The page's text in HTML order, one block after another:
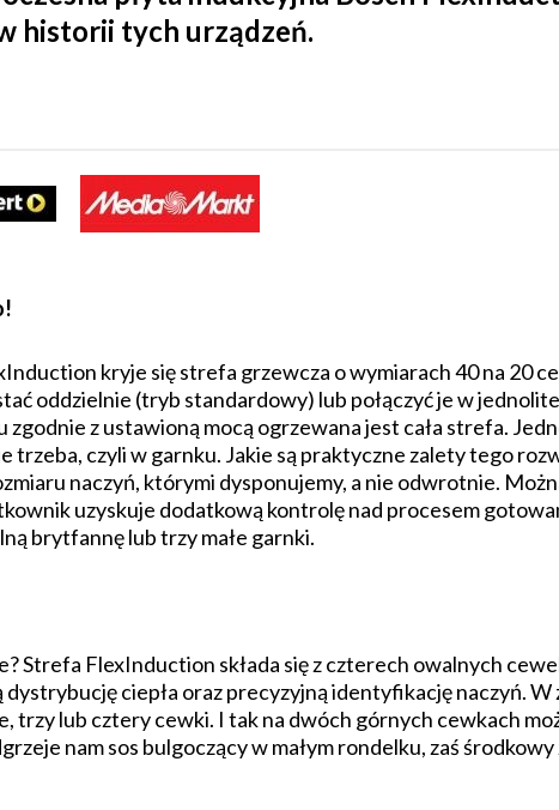
historii tych urządzeń.
kryje się strefa grzewcza o wymiarach 40 na 20
oddzielnie (tryb standardowy) lub połączyć je w
z ustawioną mocą ogrzewana jest cała strefa.
trzeba, czyli w garnku. Jakie są praktyczne zalety tego
naczyń, którymi dysponujemy, a nie odwrotnie.
uzyskuje dodatkową kontrolę nad procesem
brytfannę lub trzy małe garnki.
Strefa FlexInduction składa się z czterech owalnych
ciepła oraz precyzyjną identyfikację naczyń. W
trzy lub cztery cewki. I tak na dwóch górnych cewkach
nam sos bulgoczący w małym rondelku, zaś